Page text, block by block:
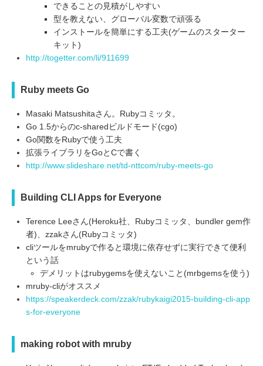
できることの見積がしやすい
型を教えない、グローバル変数で頑張る
インストールを簡単にする工夫(ゲームのスターター
キット)
http://togetter.com/li/911699
Ruby meets Go
Masaki Matsushitaさん。Rubyコミッタ。
Go 1.5からのc-sharedビルドモード(cgo)
Go関数をRubyで使う工夫
拡張ライブラリをGoとCで書く
http://www.slideshare.net/td-nttcom/ruby-meets-go
Building CLI Apps for Everyone
Terence Leeさん(Heroku社、Rubyコミッタ、bundler gem作
者)、zzakさん(Rubyコミッタ)
cliツールをmrubyで作ると環境に依存せずに実行できて便利
という話
デメリットはrubygemsを使えないこと(mrbgemsを使う)
mruby-cliがオススメ
https://speakerdeck.com/zzak/rubykaigi2015-building-cli-app
s-for-everyone
making robot with mruby